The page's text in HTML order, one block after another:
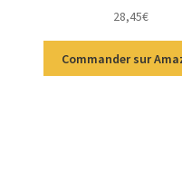
28,45€
Commander sur